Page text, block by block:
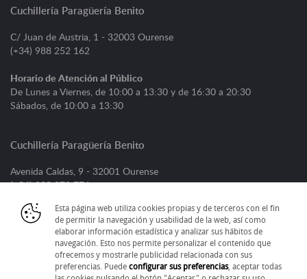
Cuchillería Paragüería Benito
C/ Juan de Austria, 1 - 32003 Ourense
(+34) 988 252 162
Horario de Atención al Público
De Lunes a Viernes, de 10:00 a 13:30 y de 16:30 a 20:30
Sábados, de 10:00 a 13:30
Cuchillería Paragüería Benito
Avenida Caldas, 9 - 32001 Ourense
(+34) 988 373 776
Horario de Atención al Público
De Lunes a Viernes, de 09:00 a 13:30 y de 16:30 a 20:30
Sábados, de 09:30 a 13:30
Esta página web utiliza cookies propias y de terceros con el fin
de permitir la navegación y usabilidad de la web, así como
elaborar información estadística y analizar sus hábitos de
navegación. Esto nos permite personalizar el contenido que
ofrecemos y mostrarle publicidad relacionada con sus
preferencias. Puede configurar sus preferencias, aceptar todas